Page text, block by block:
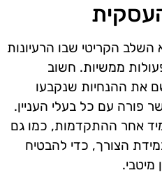
השלב הקריטי שבו הרעיונות
ממשיות. חשוב
את ההנחיות שנקבעו
פורה עם כל בעלי העניין.
אחר ההתקדמות, כמו גם
הצורך, כדי להבטיח
מיטבי.